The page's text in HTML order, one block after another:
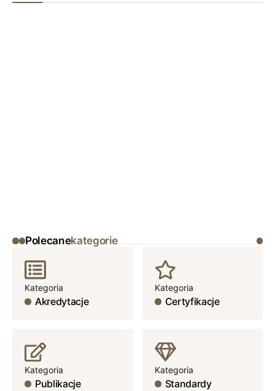
Polecanekategorie
Kategoria
Akredytacje
Kategoria
Certyfikacje
Kategoria
Publikacje
Kategoria
Standardy